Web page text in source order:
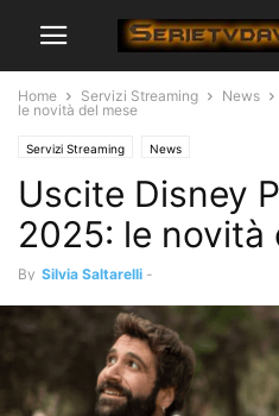
Home Servizi Streaming News
le novità del mese
Servizi Streaming News
Uscite Disney
2025: le novità
By Silvia Saltarelli -